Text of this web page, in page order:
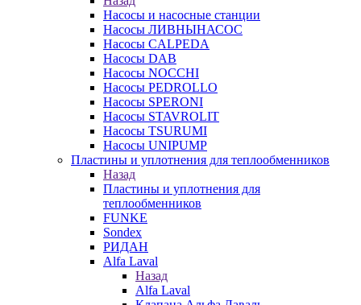
Насосы и насосные станции
Насосы ЛИВНЫНАСОС
Насосы CALPEDA
Насосы DAB
Насосы NOCCHI
Насосы PEDROLLO
Насосы SPERONI
Насосы STAVROLIT
Насосы TSURUMI
Насосы UNIPUMP
Пластины и уплотнения для теплообменников
Назад
Пластины и уплотнения для
теплообменников
FUNKE
Sondex
РИДАН
Alfa Laval
Назад
Alfa Laval